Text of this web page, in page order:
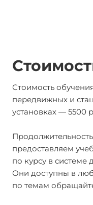
Стоимость
передвижных и
установках — 5500
предоставляем
по курсу в системе
Они доступны в
по темам